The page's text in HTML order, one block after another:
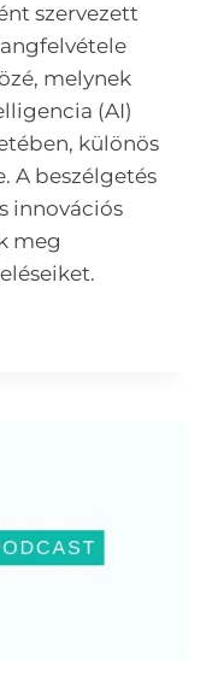
szervezett
melynek
(AI)
különös
A beszélgetés
innovációs
meg